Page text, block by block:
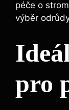
péče o
výběr
pro